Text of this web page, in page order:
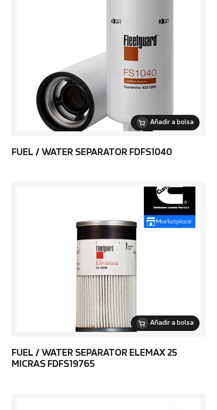
Añadir a bolsa
FUEL / WATER SEPARATOR FDFS1040
Añadir a bolsa
FUEL / WATER SEPARATOR ELEMAX 25
MICRAS FDFS19765